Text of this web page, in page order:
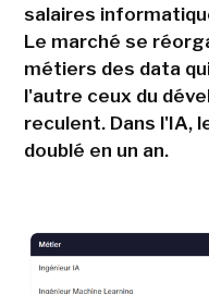
salaires
Le marché se
métiers des data
l'autre ceux du
reculent. Dans l'IA,
doublé en un an.